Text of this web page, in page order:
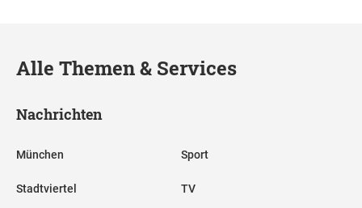
Alle Themen & Services
Nachrichten
München
Stadtviertel
Sport
TV